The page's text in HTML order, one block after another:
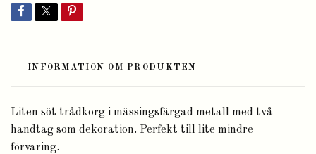
INFORMATION OM PRODUKTEN
Liten söt trådkorg i mässingsfärgad metall med två
handtag som dekoration. Perfekt till lite mindre
förvaring.